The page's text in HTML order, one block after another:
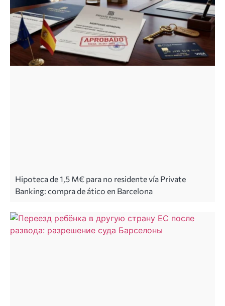
Hipoteca de 1,5 M€ para no residente vía Private
Banking: compra de ático en Barcelona